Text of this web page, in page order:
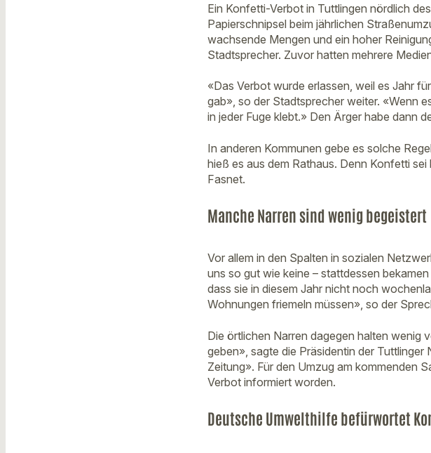
Ein Konfetti-Verbot in Tuttlingen nördlich
Papierschnipsel beim jährlichen
wachsende Mengen und ein hoher
Stadtsprecher. Zuvor hatten mehrere
«Das Verbot wurde erlassen, weil es Jahr
gab», so der Stadtsprecher weiter. «Wenn
in jeder Fuge klebt.» Den Ärger habe dann
In anderen Kommunen gebe es solche
hieß es aus dem Rathaus. Denn Konfetti
Fasnet.
Manche Narren sind wenig begeistert
Vor allem in den Spalten in sozialen
uns so gut wie keine – stattdessen
dass sie in diesem Jahr nicht noch
Wohnungen friemeln müssen», so der
Die örtlichen Narren dagegen halten wenig
geben», sagte die Präsidentin der
Zeitung». Für den Umzug am kommenden
Verbot informiert worden.
Deutsche Umwelthilfe befürwortet